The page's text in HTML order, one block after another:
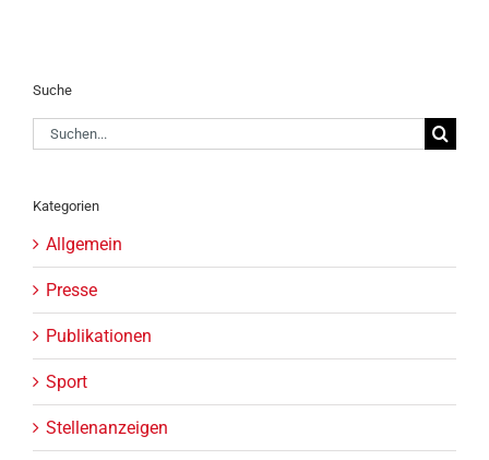
Suche
Suche
nach:
Kategorien
Allgemein
Presse
Publikationen
Sport
Stellenanzeigen